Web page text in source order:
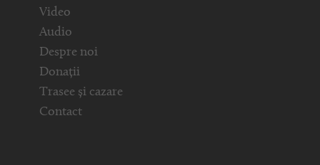
Video
Audio
Despre noi
Donații
Trasee și cazare
Contact